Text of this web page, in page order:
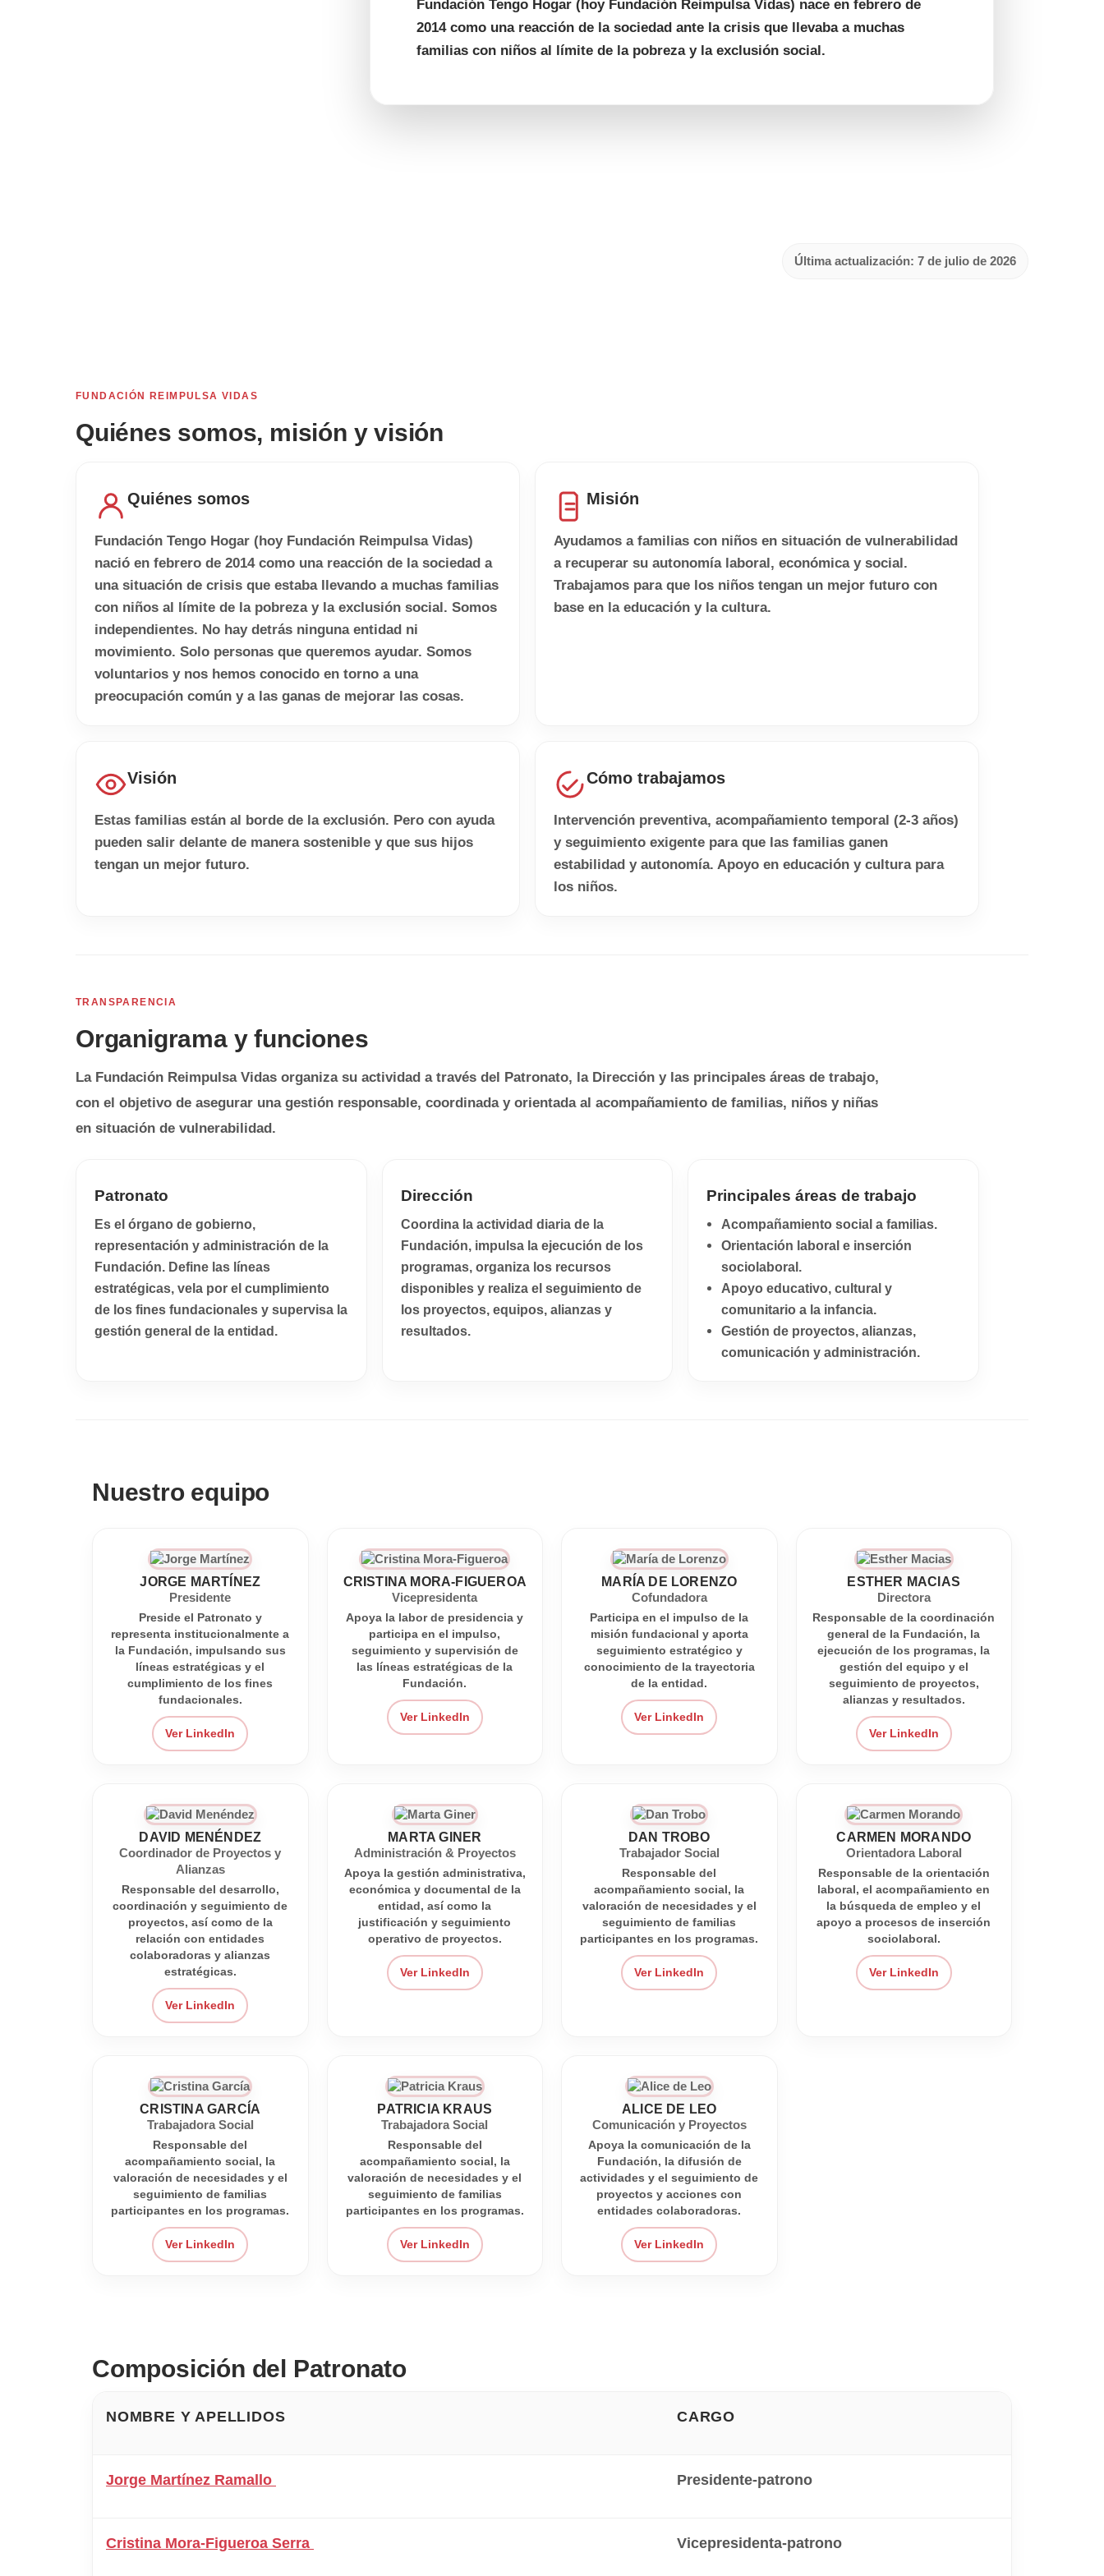
Fundación Tengo Hogar (hoy Fundación Reimpulsa Vidas) nace en febrero de
2014 como una reacción de la sociedad ante la crisis que llevaba a muchas
familias con niños al límite de la pobreza y la exclusión social.
Última actualización: 7 de julio de 2026
FUNDACIÓN REIMPULSA VIDAS
Quiénes somos, misión y visión
Quiénes somos
Fundación Tengo Hogar (hoy Fundación Reimpulsa Vidas)
nació en febrero de 2014 como una reacción de la sociedad a
una situación de crisis que estaba llevando a muchas familias
con niños al límite de la pobreza y la exclusión social. Somos
independientes. No hay detrás ninguna entidad ni
movimiento. Solo personas que queremos ayudar. Somos
voluntarios y nos hemos conocido en torno a una
preocupación común y a las ganas de mejorar las cosas.
Misión
Ayudamos a familias con niños en situación de vulnerabilidad
a recuperar su autonomía laboral, económica y social.
Trabajamos para que los niños tengan un mejor futuro con
base en la educación y la cultura.
Visión
Estas familias están al borde de la exclusión. Pero con ayuda
pueden salir delante de manera sostenible y que sus hijos
tengan un mejor futuro.
Cómo trabajamos
Intervención preventiva, acompañamiento temporal (2-3 años)
y seguimiento exigente para que las familias ganen
estabilidad y autonomía. Apoyo en educación y cultura para
los niños.
TRANSPARENCIA
Organigrama y funciones
La Fundación Reimpulsa Vidas organiza su actividad a través del Patronato, la Dirección y las principales áreas de trabajo,
con el objetivo de asegurar una gestión responsable, coordinada y orientada al acompañamiento de familias, niños y niñas
en situación de vulnerabilidad.
Patronato
Es el órgano de gobierno,
representación y administración de la
Fundación. Define las líneas
estratégicas, vela por el cumplimiento
de los fines fundacionales y supervisa la
gestión general de la entidad.
Dirección
Coordina la actividad diaria de la
Fundación, impulsa la ejecución de los
programas, organiza los recursos
disponibles y realiza el seguimiento de
los proyectos, equipos, alianzas y
resultados.
Principales áreas de trabajo
Acompañamiento social a familias.
Orientación laboral e inserción
sociolaboral.
Apoyo educativo, cultural y
comunitario a la infancia.
Gestión de proyectos, alianzas,
comunicación y administración.
Nuestro equipo
JORGE MARTÍNEZ
Presidente
Preside el Patronato y
representa institucionalmente a
la Fundación, impulsando sus
líneas estratégicas y el
cumplimiento de los fines
fundacionales.
Ver LinkedIn
CRISTINA MORA-FIGUEROA
Vicepresidenta
Apoya la labor de presidencia y
participa en el impulso,
seguimiento y supervisión de
las líneas estratégicas de la
Fundación.
Ver LinkedIn
MARÍA DE LORENZO
Cofundadora
Participa en el impulso de la
misión fundacional y aporta
seguimiento estratégico y
conocimiento de la trayectoria
de la entidad.
Ver LinkedIn
ESTHER MACIAS
Directora
Responsable de la coordinación
general de la Fundación, la
ejecución de los programas, la
gestión del equipo y el
seguimiento de proyectos,
alianzas y resultados.
Ver LinkedIn
DAVID MENÉNDEZ
Coordinador de Proyectos y
Alianzas
Responsable del desarrollo,
coordinación y seguimiento de
proyectos, así como de la
relación con entidades
colaboradoras y alianzas
estratégicas.
Ver LinkedIn
MARTA GINER
Administración & Proyectos
Apoya la gestión administrativa,
económica y documental de la
entidad, así como la
justificación y seguimiento
operativo de proyectos.
Ver LinkedIn
DAN TROBO
Trabajador Social
Responsable del
acompañamiento social, la
valoración de necesidades y el
seguimiento de familias
participantes en los programas.
Ver LinkedIn
CARMEN MORANDO
Orientadora Laboral
Responsable de la orientación
laboral, el acompañamiento en
la búsqueda de empleo y el
apoyo a procesos de inserción
sociolaboral.
Ver LinkedIn
CRISTINA GARCÍA
Trabajadora Social
Responsable del
acompañamiento social, la
valoración de necesidades y el
seguimiento de familias
participantes en los programas.
Ver LinkedIn
PATRICIA KRAUS
Trabajadora Social
Responsable del
acompañamiento social, la
valoración de necesidades y el
seguimiento de familias
participantes en los programas.
Ver LinkedIn
ALICE DE LEO
Comunicación y Proyectos
Apoya la comunicación de la
Fundación, la difusión de
actividades y el seguimiento de
proyectos y acciones con
entidades colaboradoras.
Ver LinkedIn
Composición del Patronato
NOMBRE Y APELLIDOS CARGO
Jorge Martínez Ramallo Presidente-patrono
Cristina Mora-Figueroa Serra Vicepresidenta-patrono